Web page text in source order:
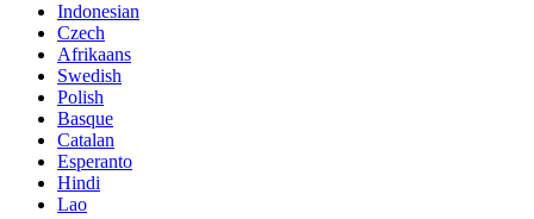
Indonesian
Czech
Afrikaans
Swedish
Polish
Basque
Catalan
Esperanto
Hindi
Lao